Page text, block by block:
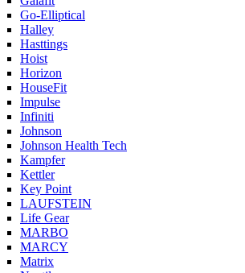
Go-Elliptical
Halley
Hasttings
Hoist
Horizon
HouseFit
Impulse
Infiniti
Johnson
Johnson Health Tech
Kampfer
Kettler
Key Point
LAUFSTEIN
Life Gear
MARBO
MARCY
Matrix